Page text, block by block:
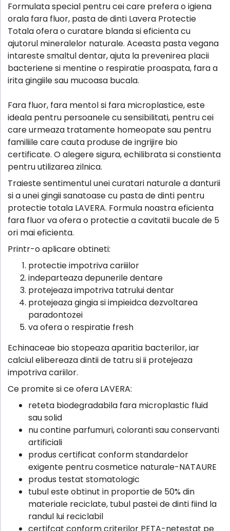
Formulata special pentru cei care prefera o igiena
orala fara fluor, pasta de dinti Lavera Protectie
Totala ofera o curatare blanda si eficienta cu
ajutorul mineralelor naturale. Aceasta pasta vegana
intareste smaltul dentar, ajuta la prevenirea placii
bacteriene si mentine o respiratie proaspata, fara a
irita gingiile sau mucoasa bucala.
Fara fluor, fara mentol si fara microplastice, este
ideala pentru persoanele cu sensibilitati, pentru cei
care urmeaza tratamente homeopate sau pentru
familiile care cauta produse de ingrijire bio
certificate. O alegere sigura, echilibrata si constienta
pentru utilizarea zilnica.
Traieste sentimentul unei curatari naturale a danturii
si a unei gingii sanatoase cu pasta de dinti pentru
protectie totala LAVERA. Formula noastra eficienta
fara fluor va ofera o protectie a cavitatii bucale de 5
ori mai eficienta.
Printr-o aplicare obtineti:
protectie impotriva cariiilor
indeparteaza depunerile dentare
protejeaza impotriva tatrului dentar
protejeaza gingia si impieidca dezvoltarea
paradontozei
va ofera o respiratie fresh
Echinaceae bio stopeaza aparitia bacterilor, iar
calciul elibereaza dintii de tatru si ii protejeaza
impotriva cariilor.
Ce promite si ce ofera LAVERA:
reteta biodegradabila fara microplastic fluid
sau solid
nu contine parfumuri, coloranti sau conservanti
artificiali
produs certificat conform standardelor
exigente pentru cosmetice naturale-NATAURE
produs testat stomatologic
tubul este obtinut in proportie de 50% din
materiale reciclate, tubul pastei de dinti fiind la
randul lui reciclabil